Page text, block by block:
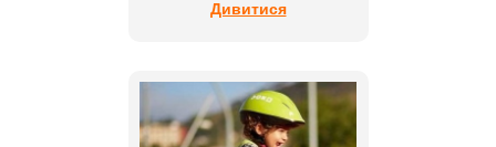
Дивитися